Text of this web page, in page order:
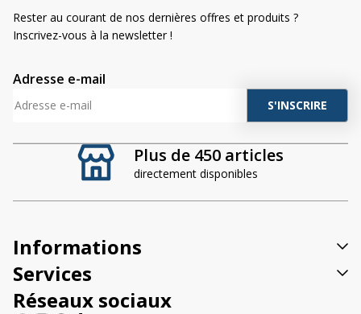
Plus de 450 articles
directement disponibles
Rester au courant de nos dernières offres et produits ?
Inscrivez-vous à la newsletter !
Adresse e-mail
A
t
i
e
:
Informations
Services
Réseaux sociaux